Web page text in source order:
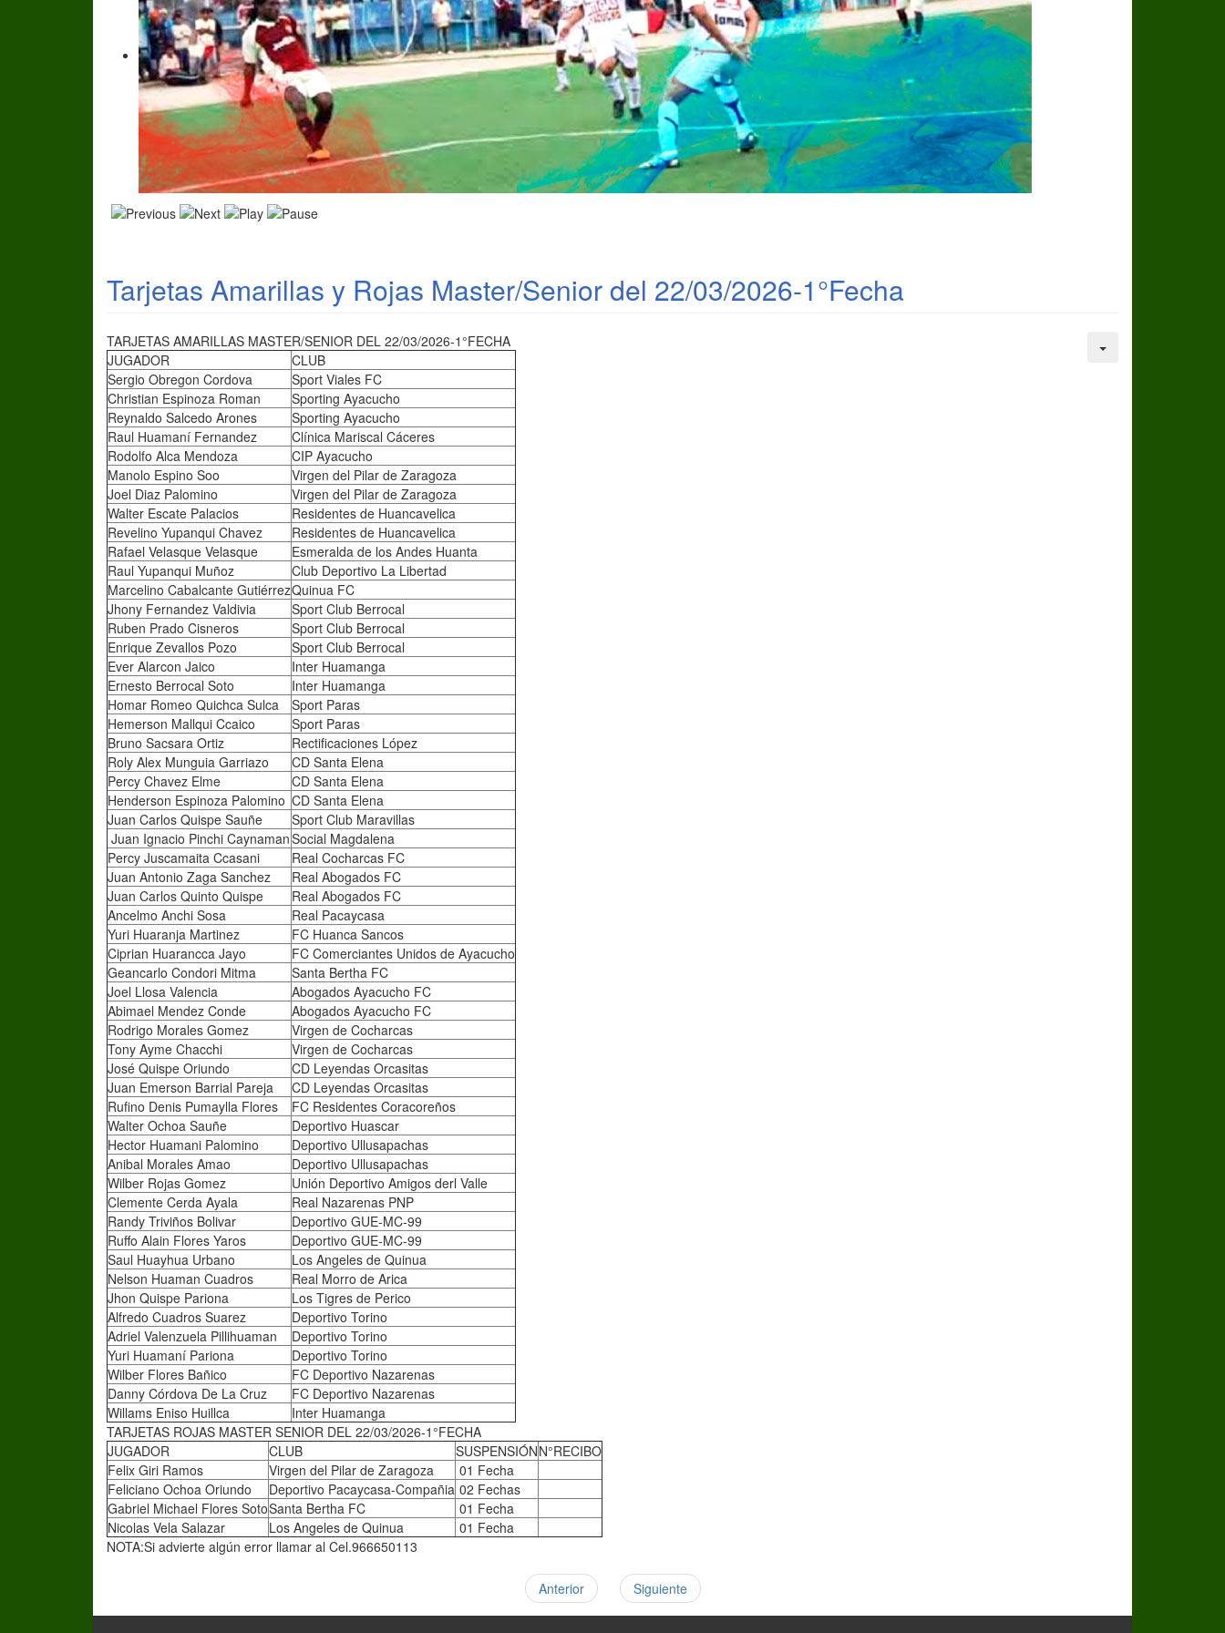
Tarjetas Amarillas y Rojas Master/Senior del 22/03/2026-1°Fecha
TARJETAS AMARILLAS MASTER/SENIOR DEL 22/03/2026-1°FECHA
JUGADOR
CLUB
Sergio Obregon Cordova
Sport Viales FC
Christian Espinoza Roman
Sporting Ayacucho
Reynaldo Salcedo Arones
Sporting Ayacucho
Raul Huamaní Fernandez
Clínica Mariscal Cáceres
Rodolfo Alca Mendoza
CIP Ayacucho
Manolo Espino Soo
Virgen del Pilar de Zaragoza
Joel Diaz Palomino
Virgen del Pilar de Zaragoza
Walter Escate Palacios
Residentes de Huancavelica
Revelino Yupanqui Chavez
Residentes de Huancavelica
Rafael Velasque Velasque
Esmeralda de los Andes Huanta
Raul Yupanqui Muñoz
Club Deportivo La Libertad
Marcelino Cabalcante GutiérrezQuinua FC
Jhony Fernandez Valdivia
Sport Club Berrocal
Ruben Prado Cisneros
Sport Club Berrocal
Enrique Zevallos Pozo
Sport Club Berrocal
Ever Alarcon Jaico
Inter Huamanga
Ernesto Berrocal Soto
Inter Huamanga
Homar Romeo Quichca Sulca
Sport Paras
Hemerson Mallqui Ccaico
Sport Paras
Bruno Sacsara Ortiz
Rectificaciones López
Roly Alex Munguia Garriazo
CD Santa Elena
Percy Chavez Elme
CD Santa Elena
Henderson Espinoza Palomino CD Santa Elena
Juan Carlos Quispe Sauñe
Sport Club Maravillas
Juan Ignacio Pinchi CaynamanSocial Magdalena
Percy Juscamaita Ccasani
Real Cocharcas FC
Juan Antonio Zaga Sanchez
Real Abogados FC
Juan Carlos Quinto Quispe
Real Abogados FC
Ancelmo Anchi Sosa
Real Pacaycasa
Yuri Huaranja Martinez
FC Huanca Sancos
Ciprian Huarancca Jayo
FC Comerciantes Unidos de Ayacucho
Geancarlo Condori Mitma
Santa Bertha FC
Joel Llosa Valencia
Abogados Ayacucho FC
Abimael Mendez Conde
Abogados Ayacucho FC
Rodrigo Morales Gomez
Virgen de Cocharcas
Tony Ayme Chacchi
Virgen de Cocharcas
José Quispe Oriundo
CD Leyendas Orcasitas
Juan Emerson Barrial Pareja
CD Leyendas Orcasitas
Rufino Denis Pumaylla Flores
FC Residentes Coracoreños
Walter Ochoa Sauñe
Deportivo Huascar
Hector Huamani Palomino
Deportivo Ullusapachas
Anibal Morales Amao
Deportivo Ullusapachas
Wilber Rojas Gomez
Unión Deportivo Amigos derl Valle
Clemente Cerda Ayala
Real Nazarenas PNP
Randy Triviños Bolivar
Deportivo GUE-MC-99
Ruffo Alain Flores Yaros
Deportivo GUE-MC-99
Saul Huayhua Urbano
Los Angeles de Quinua
Nelson Huaman Cuadros
Real Morro de Arica
Jhon Quispe Pariona
Los Tigres de Perico
Alfredo Cuadros Suarez
Deportivo Torino
Adriel Valenzuela Pillihuaman
Deportivo Torino
Yuri Huamaní Pariona
Deportivo Torino
Wilber Flores Bañico
FC Deportivo Nazarenas
Danny Córdova De La Cruz
FC Deportivo Nazarenas
Willams Eniso Huillca
Inter Huamanga
TARJETAS ROJAS MASTER SENIOR DEL 22/03/2026-1°FECHA
JUGADOR
CLUB SUSPENSIÓNN°RECIBO
Felix Giri Ramos
Virgen del Pilar de Zaragoza
01 Fecha
Feliciano Ochoa Oriundo
Deportivo Pacaycasa-Compañia 02 Fechas
Gabriel Michael Flores SotoSanta Bertha FC
01 Fecha
Nicolas Vela Salazar
Los Angeles de Quinua
01 Fecha
NOTA:Si advierte algún error llamar al Cel.966650113
Anterior Siguiente